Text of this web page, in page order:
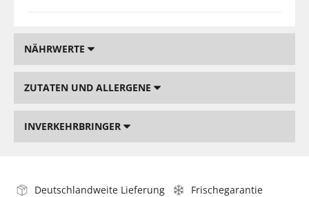
NÄHRWERTE
ZUTATEN UND ALLERGENE
INVERKEHRBRINGER
Deutschlandweite Lieferung
Frischegarantie